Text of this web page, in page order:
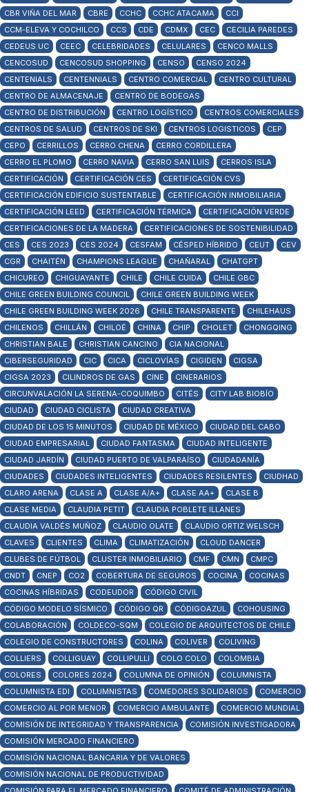
CBR VIÑA DEL MAR
CBRE CCHC CCHC ATACAMA
CCI
CCM-ELEVA Y COCHILCO
CCS CDE CDMX CEC
CECILIA PAREDES
CEDEUS UC
CEEC CELEBRIDADES CELULARES
CENCO MALLS
CENCOSUD
CENCOSUD SHOPPING CENSO
CENSO 2024
CENTENIALS
CENTENNIALS CENTRO COMERCIAL
CENTRO CULTURAL
CENTRO DE ALMACENAJE
CENTRO DE BODEGAS
CENTRO DE DISTRIBUCIÓN
CENTRO LOGÍSTICO
CENTROS COMERCIALES
CENTROS DE SALUD
CENTROS DE SKI CENTROS LOGISTICOS
CEP
CEPO
CERRILLOS CERRO CHENA
CERRO CORDILLERA
CERRO EL PLOMO
CERRO NAVIA CERRO SAN LUIS
CERROS ISLA
CERTIFICACIÓN
CERTIFICACIÓN CES
CERTIFICACIÓN CVS
CERTIFICACIÓN EDIFICIO SUSTENTABLE
CERTIFICACIÓN INMOBILIARIA
CERTIFICACIÓN LEED
CERTIFICACIÓN TÉRMICA
CERTIFICACIÓN VERDE
CERTIFICACIONES DE LA MADERA
CERTIFICACIONES DE SOSTENIBILIDAD
CES
CES 2023 CES 2024 CESFAM CÉSPED HÍBRIDO CEUT
CEV
CGR
CHAITÉN CHAMPIONS LEAGUE CHAÑARAL
CHATGPT
CHICUREO
CHIGUAYANTE CHILE CHILE CUIDA
CHILE GBC
CHILE GREEN BUILDING COUNCIL
CHILE GREEN BUILDING WEEK
CHILE GREEN BUILDING WEEK 2026
CHILE TRANSPARENTE
CHILEHAUS
CHILENOS
CHILLÁN CHILOÉ CHINA CHIP CHOLET
CHONGQING
CHRISTIAN BALE
CHRISTIAN CANCINO
CIA NACIONAL
CIBERSEGURIDAD
CIC CICA CICLOVÍAS CIGIDEN
CIGSA
CIGSA 2023
CILINDROS DE GAS CINE
CINERARIOS
CIRCUNVALACIÓN LA SERENA-COQUIMBO
CITÉS
CITY LAB BIOBÍO
CIUDAD
CIUDAD CICLISTA
CIUDAD CREATIVA
CIUDAD DE LOS 15 MINUTOS
CIUDAD DE MÉXICO
CIUDAD DEL CABO
CIUDAD EMPRESARIAL
CIUDAD FANTASMA
CIUDAD INTELIGENTE
CIUDAD JARDÍN
CIUDAD PUERTO DE VALPARAÍSO
CIUDADANÍA
CIUDADES
CIUDADES INTELIGENTES CIUDADES RESILENTES
CIUDHAD
CLARO ARENA
CLASE A CLASE A/A+ CLASE AA+
CLASE B
CLASE MEDIA
CLAUDIA PETIT
CLAUDIA POBLETE ILLANES
CLAUDIA VALDÉS MUÑOZ
CLAUDIO OLATE
CLAUDIO ORTIZ WELSCH
CLAVES
CLIENTES CLIMA CLIMATIZACIÓN
CLOUD DANCER
CLUBES DE FÚTBOL
CLUSTER INMOBILIARIO CMF CMN
CMPC
CNDT
CNEP CO2 COBERTURA DE SEGUROS COCINA
COCINAS
COCINAS HÍBRIDAS
CODEUDOR
CÓDIGO CIVIL
CÓDIGO MODELO SÍSMICO
CÓDIGO QR CÓDIGOAZUL
COHOUSING
COLABORACIÓN
COLDECO-SQM
COLEGIO DE ARQUITECTOS DE CHILE
COLEGIO DE CONSTRUCTORES
COLINA COLIVER
COLIVING
COLLIERS
COLLIGUAY COLLIPULLI COLO COLO
COLOMBIA
COLORES
COLORES 2024 COLUMNA DE OPINIÓN
COLUMNISTA
COLUMNISTA EDI
COLUMNISTAS COMEDORES SOLIDARIOS
COMERCIO
COMERCIO AL POR MENOR
COMERCIO AMBULANTE
COMERCIO MUNDIAL
COMISIÓN DE INTEGRIDAD Y TRANSPARENCIA
COMISIÓN INVESTIGADORA
COMISIÓN MERCADO FINANCIERO
COMISIÓN NACIONAL BANCARIA Y DE VALORES
COMISIÓN NACIONAL DE PRODUCTIVIDAD